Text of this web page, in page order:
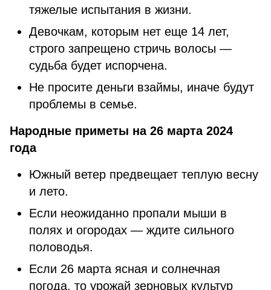
тяжелые испытания в жизни.
Девочкам, которым нет еще 14 лет,
строго запрещено стричь волосы —
судьба будет испорчена.
Не просите деньги взаймы, иначе будут
проблемы в семье.
Народные приметы на 26 марта 2024
года
Южный ветер предвещает теплую весну
и лето.
Если неожиданно пропали мыши в
полях и огородах — ждите сильного
половодья.
Если 26 марта ясная и солнечная
погода, то урожай зерновых культур